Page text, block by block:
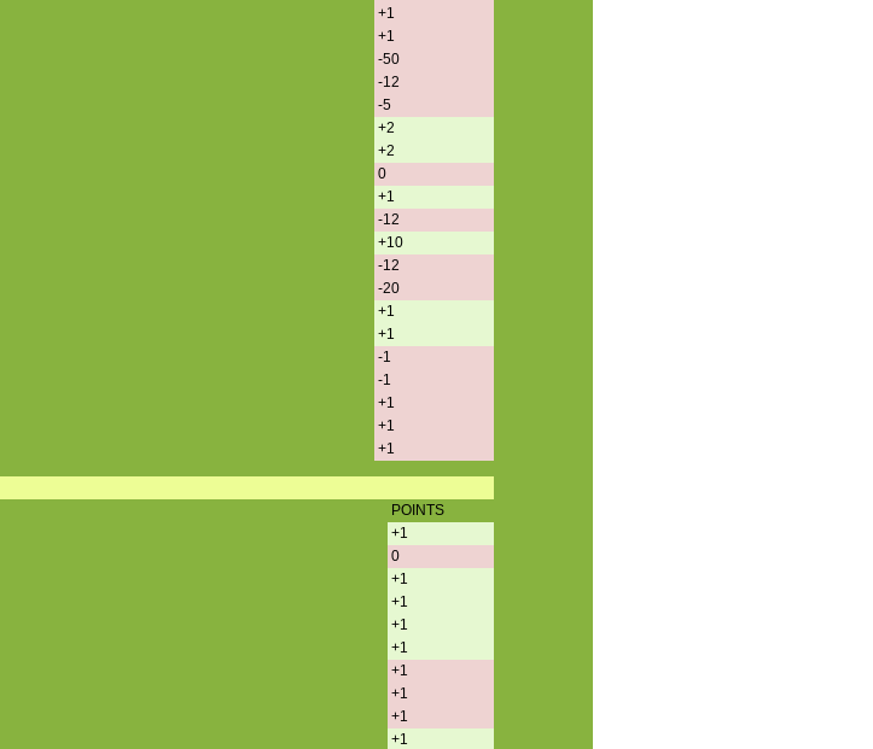
+1
+1
-50
-12
-5
+2
+2
0
+1
-12
+10
-12
-20
+1
+1
-1
-1
+1
+1
+1
POINTS
+1
0
+1
+1
+1
+1
+1
+1
+1
+1